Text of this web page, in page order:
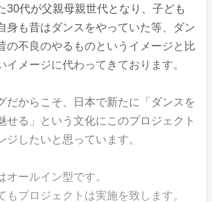
30代が父親母親世代となり、子ども
身も昔はダンスをやっていた等、ダン
の不良のやるものというイメージと比
イメージに代わってきております。
だからこそ、日本で新たに「ダンスを
せる」という文化にこのプロジェクト
ジしたいと思っています。
オールイン型です。
もプロジェクトは実施を致します。